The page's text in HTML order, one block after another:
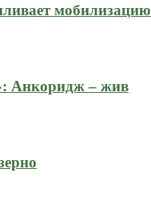
мобилизацию
Анкоридж – жив